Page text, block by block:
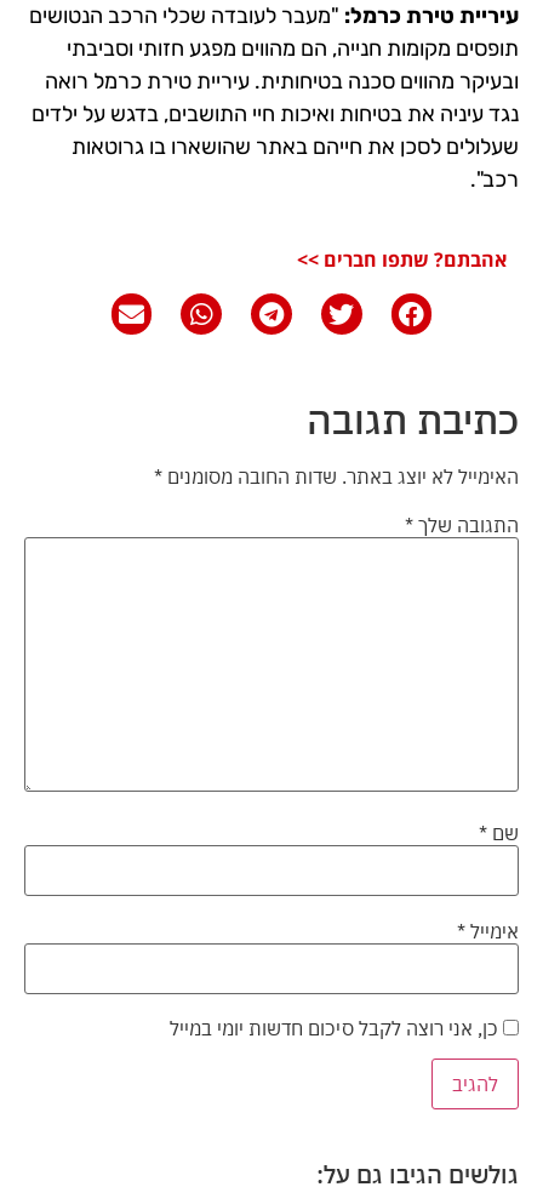
עיריית טירת כרמל: "מעבר לעובדה שכלי הרכב הנטושים
תופסים מקומות חנייה, הם מהווים מפגע חזותי וסביבתי
ובעיקר מהווים סכנה בטיחותית. עיריית טירת כרמל רואה
נגד עיניה את בטיחות ואיכות חיי התושבים, בדגש על ילדים
שעלולים לסכן את חייהם באתר שהושארו בו גרוטאות
רכב".
אהבתם? שתפו חברים >>
כתיבת תגובה
האימייל לא יוצג באתר. שדות החובה מסומנים *
התגובה שלך *
שם *
אימייל *
כן, אני רוצה לקבל סיכום חדשות יומי במייל
גולשים הגיבו גם על: